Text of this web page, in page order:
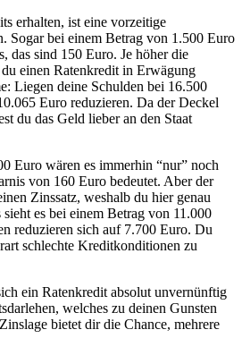
erhalten, ist eine vorzeitige
Sogar bei einem Betrag von 1.500 Euro
das sind 150 Euro. Je höher die
einen Ratenkredit in Erwägung
Liegen deine Schulden bei 16.500
Euro reduzieren. Da der Deckel
du das Geld lieber an den Staat
Euro wären es immerhin “nur” noch
von 160 Euro bedeutet. Aber der
Zinssatz, weshalb du hier genau
es bei einem Betrag von 11.000
reduzieren sich auf 7.700 Euro. Du
schlechte Kreditkonditionen zu
ein Ratenkredit absolut unvernünftig
welches zu deinen Gunsten
bietet dir die Chance, mehrere